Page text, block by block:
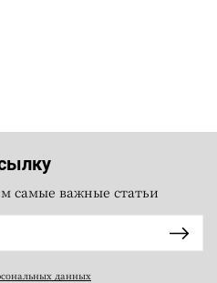
самые важные статьи
данных